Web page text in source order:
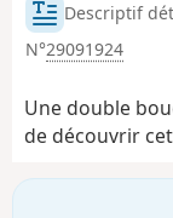
Descriptif
N°29091924
Une double
de découvrir